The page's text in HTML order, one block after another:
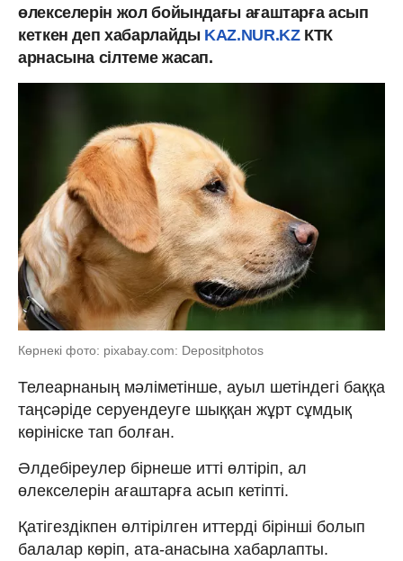
өлекселерін жол бойындағы ағаштарға асып
кеткен деп хабарлайдыKAZ.NUR.KZКТК
арнасына сілтеме жасап.
Көрнекі фото: pixabay.com: Depositphotos
Телеарнаның мәліметінше, ауыл шетіндегі баққа
таңсәріде серуендеуге шыққан жұрт сұмдық
көрініске тап болған.
Әлдебіреулер бірнеше итті өлтіріп, ал
өлекселерін ағаштарға асып кетіпті.
Қатігездікпен өлтірілген иттерді бірінші болып
балалар көріп, ата-анасына хабарлапты.